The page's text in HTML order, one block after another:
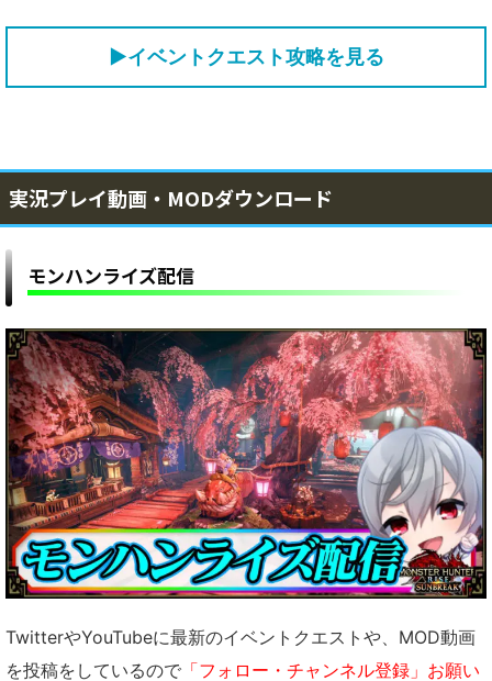
▶イベントクエスト攻略を見る
実況プレイ動画・MODダウンロード
モンハンライズ配信
TwitterやYouTubeに最新のイベントクエストや、MOD動画
を投稿をしているので 「フォロー・チャンネル登録」お願い